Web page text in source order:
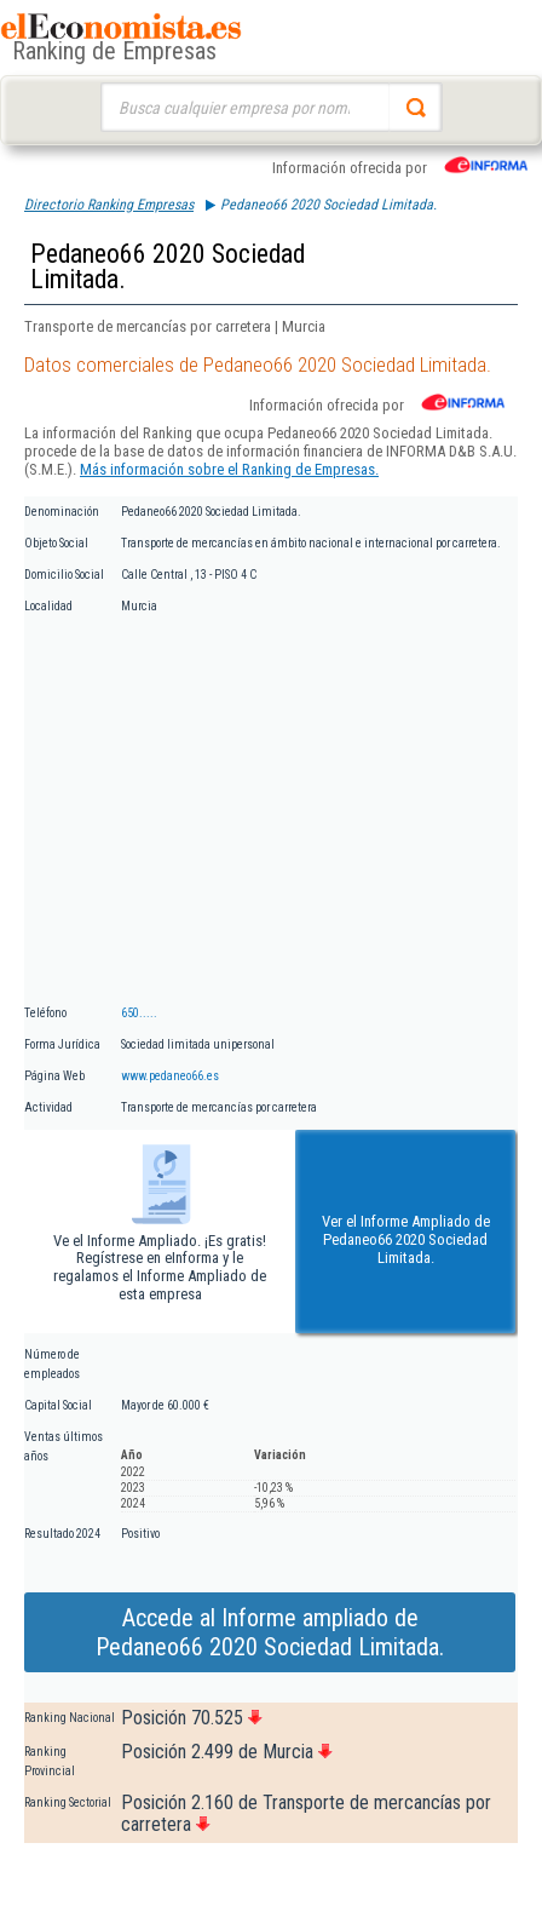
Ranking de Empresas
Información ofrecida por
Directorio Ranking Empresas Pedaneo66 2020 Sociedad Limitada.
Pedaneo66 2020 Sociedad
Limitada.
Transporte de mercancías por carretera | Murcia
Datos comerciales de Pedaneo66 2020 Sociedad Limitada.
Información ofrecida por
La información del Ranking que ocupa Pedaneo66 2020 Sociedad Limitada.
procede de la base de datos de información financiera de INFORMA D&B S.A.U.
(S.M.E.). Más información sobre el Ranking de Empresas.
Denominación Pedaneo66 2020 Sociedad Limitada.
Objeto Social Transporte de mercancías en ámbito nacional e internacional por carretera.
Domicilio Social Calle Central , 13 - PISO 4 C
Localidad Murcia
Teléfono 650.....
Forma Jurídica Sociedad limitada unipersonal
Página Web www.pedaneo66.es
Actividad Transporte de mercancías por carretera
Ve el Informe Ampliado. ¡Es gratis!
Regístrese en eInforma y le
regalamos el Informe Ampliado de
esta empresa
Ver el Informe Ampliado de
Pedaneo66 2020 Sociedad
Limitada.
Número de
empleados
Capital Social Mayor de 60.000 €
Ventas últimos
años
Año
Variación
2022
2023
-10,23 %
2024
5,96 %
Resultado 2024 Positivo
Accede al Informe ampliado de
Pedaneo66 2020 Sociedad Limitada.
Ranking Nacional Posición 70.525
Ranking
Provincial
Posición 2.499 de Murcia
Ranking Sectorial
Posición 2.160 de Transporte de mercancías por
carretera